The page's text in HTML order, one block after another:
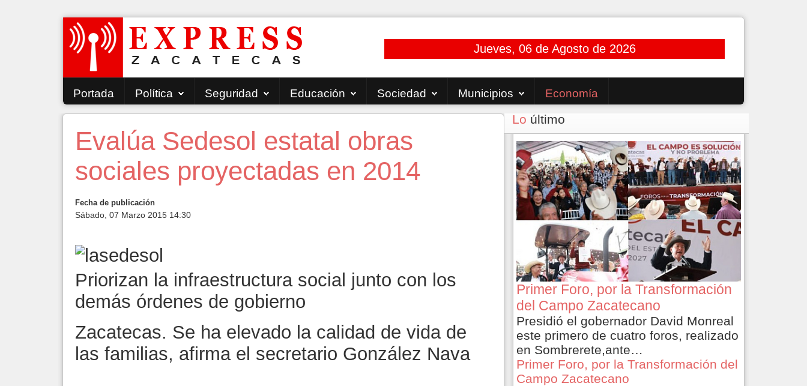
Jueves, 06 de Agosto de 2026
Portada Política Seguridad Educación Sociedad Municipios Economía
Evalúa Sedesol estatal obras
sociales proyectadas en 2014
Fecha de publicación
Sábado, 07 Marzo 2015 14:30
Priorizan la infraestructura social junto con los
demás órdenes de gobierno
Zacatecas. Se ha elevado la calidad de vida de
las familias, afirma el secretario González Nava
Lo último
Primer Foro, por la Transformación
del Campo Zacatecano
Presidió el gobernador David Monreal
este primero de cuatro foros, realizado
en Sombrerete,ante…
Primer Foro, por la Transformación del
Campo Zacatecano